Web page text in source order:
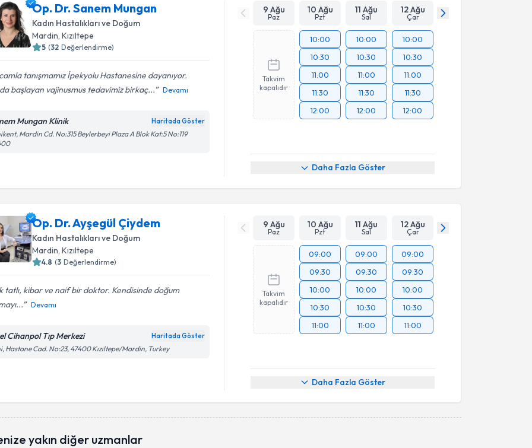
Op. Dr. Sanem Mungan
Kadın Hastalıkları ve Doğum
Mardin, Kızıltepe
5 (32 Değerlendirme)
tanışmamız İpekyolu Hastanesine dayanıyor.
başlayan vajinusmus tedavimiz birkaç...
Devamı
Mungan Klinik Haritada Göster
Mardin Cd. No:315 Beylerbeyi Plaza A Blok Kat:5 No:119
9 Ağu
Paz
10 Ağu
Pzt
11 Ağu
Sal
12 Ağu
Çar
Takvim
kapalıdır
10:00
10:30
11:00
11:30
12:00
10:00
10:30
11:00
11:30
12:00
10:00
10:30
11:00
11:30
12:00
Daha Fazla Göster
Op. Dr. Ayşegül Çiydem
Kadın Hastalıkları ve Doğum
Mardin , Kızıltepe
4.8 (3 Değerlendirme)
tatlı, kibar ve naif bir doktor. Kendisinde doğum
Devamı
Cihanpol Tıp Merkezi Haritada Göster
Hastane Cad. No:23, 47400 Kızıltepe/Mardin, Turkey
9 Ağu
Paz
10 Ağu
Pzt
11 Ağu
Sal
12 Ağu
Çar
Takvim
kapalıdır
09:00
09:30
10:00
10:30
11:00
09:00
09:30
10:00
10:30
11:00
09:00
09:30
10:00
10:30
11:00
Daha Fazla Göster
yakın diğer uzmanlar